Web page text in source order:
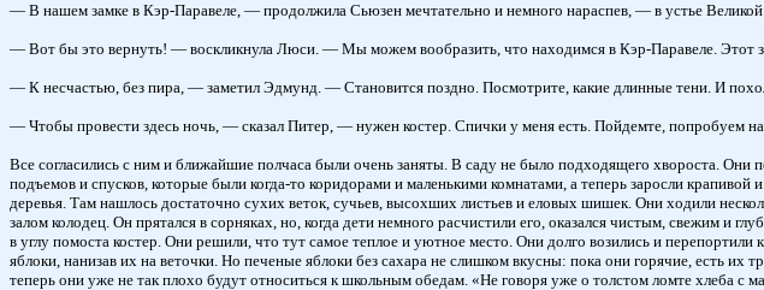
— В нашем замке в Кэр-Паравеле, — продолжила Сьюзен мечтательно и немного нараспев, — в устье Великой
— Вот бы это вернуть! — воскликнула Люси. — Мы можем вообразить, что находимся в Кэр-Паравеле. Этот
— К несчастью, без пира, — заметил Эдмунд. — Становится поздно. Посмотрите, какие длинные тени. И
— Чтобы провести здесь ночь, — сказал Питер, — нужен костер. Спички у меня есть. Пойдемте, попробуем
Все согласились с ним и ближайшие полчаса были очень заняты. В саду не было подходящего хвороста.
подъемов и спусков, которые были когда-то коридорами и маленькими комнатами, а теперь заросли
деревья. Там нашлось достаточно сухих веток, сучьев, высохших листьев и еловых шишек. Они ходили
залом колодец. Он прятался в сорняках, но, когда дети немного расчистили его, оказался чистым, свежим и
в углу помоста костер. Они решили, что тут самое теплое и уютное место. Они долго возились и
яблоки, нанизав их на веточки. Но печеные яблоки без сахара не слишком вкусны: пока они горячие, есть
теперь они уже не так плохо будут относиться к школьным обедам. «Не говоря уже о толстом ломте хлеба